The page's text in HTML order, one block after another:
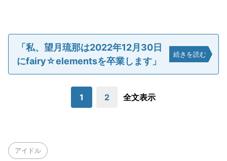
「私、望月琉那は2022年12月30日
にfairy☆elementsを卒業します」
続きを読む
1 2 全文表示
アイドル